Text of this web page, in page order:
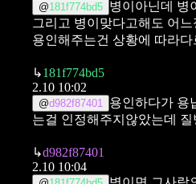
@181f774bd5 병이아닌데 병
그리고 병이맞다고해도 어
용인해주는건 상황에 따라다
↳181f774bd5
2.10 10:02
@d982f87401
용인하다가 용
는걸 인정해주지않았는데 질
↳d982f87401
2.10 10:04